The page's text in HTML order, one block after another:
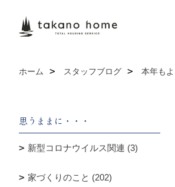
ホーム スタッフブログ 本年も
思うままに・・・
新型コロナウイルス関連 (3)
家づくりのこと (202)